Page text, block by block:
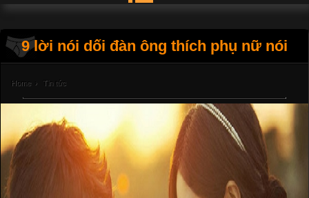
9 lời nói dối đàn ông thích phụ nữ nói
Home › Tin tức